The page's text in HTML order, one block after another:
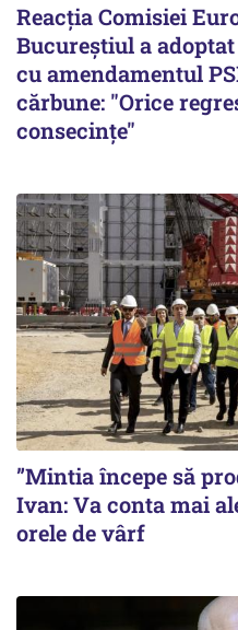
Reacția Comisiei
Bucureștiul a
cu amendamentul
cărbune: "Orice
consecințe"
”Mintia începe să
Ivan: Va conta mai
orele de vârf